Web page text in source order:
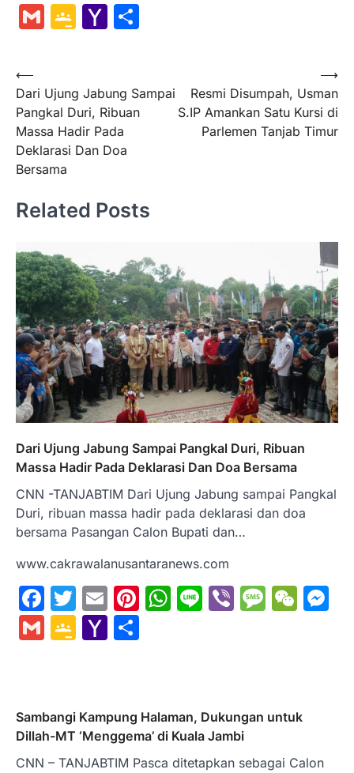
GmailGoogle
Yahoo
Navigasi
pos
⟵
Dari Ujung Jabung Sampai
Pangkal Duri, Ribuan
Massa Hadir Pada
Deklarasi Dan Doa
Bersama
Resmi Disumpah, Usman
S.IP Amankan Satu Kursi di
Parlemen Tanjab Timur
⟶
Related Posts
Dari Ujung Jabung Sampai Pangkal Duri, Ribuan
Massa Hadir Pada Deklarasi Dan Doa Bersama
CNN -TANJABTIM Dari Ujung Jabung sampai Pangkal
Duri, ribuan massa hadir pada deklarasi dan doa
bersama Pasangan Calon Bupati dan…
www.cakrawalanusantaranews.com
Facebook
Twitter
EmailPinterest
WhatsApp
LineViber
GmailGoogle
Yahoo
Sambangi Kampung Halaman, Dukungan untuk
Dillah-MT ‘Menggema’ di Kuala Jambi
CNN – TANJABTIM Pasca ditetapkan sebagai Calon